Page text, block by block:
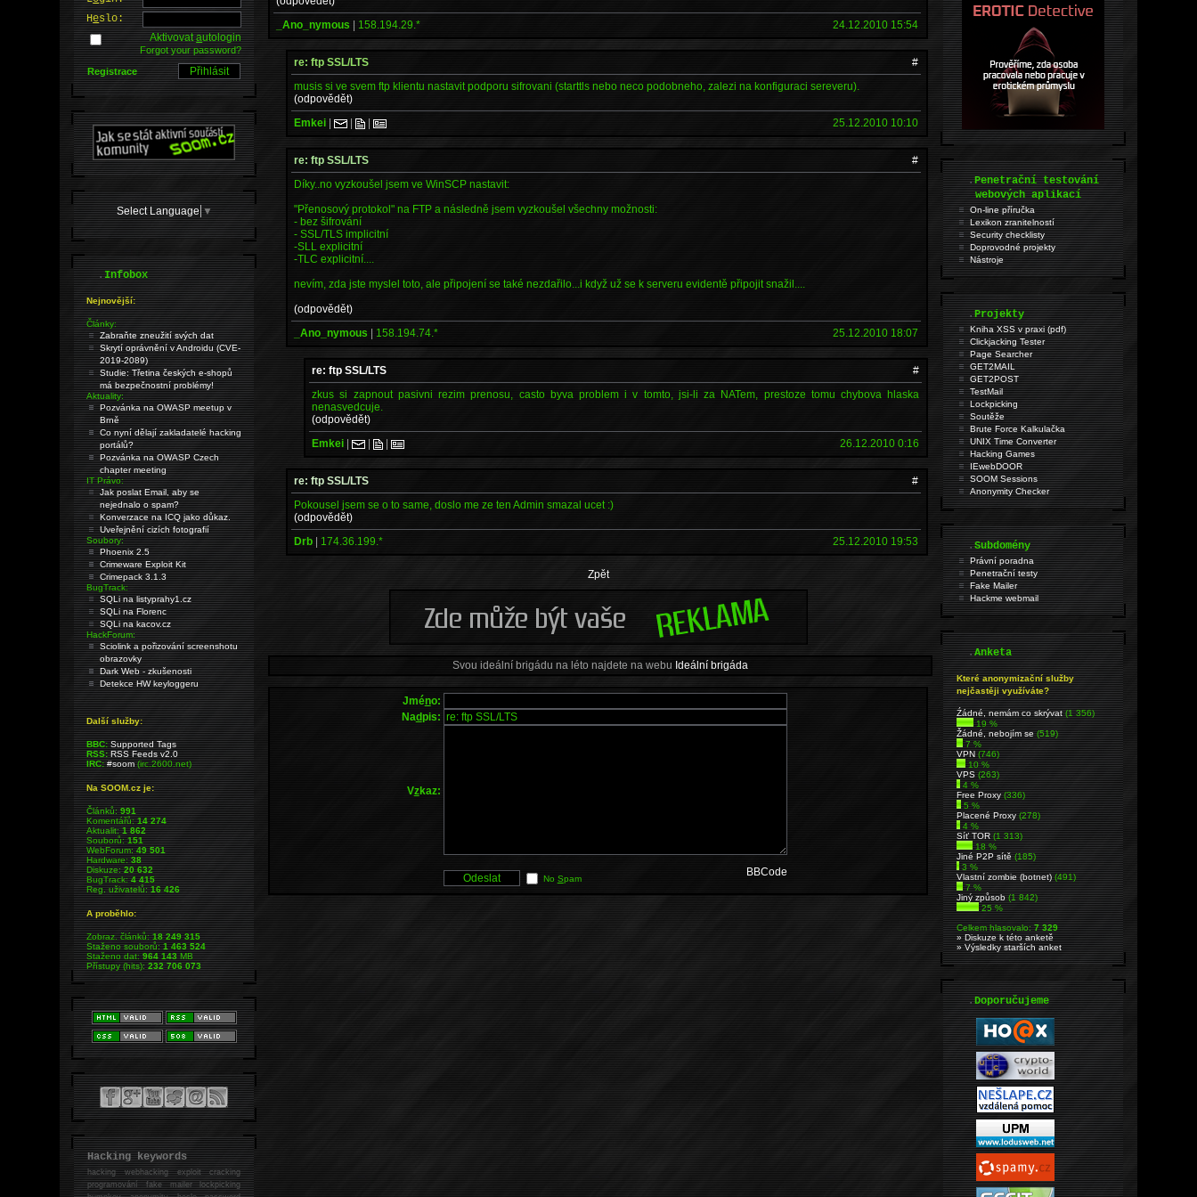
_Ano_nymous | 158.194.29.* 24.12.2010 15:54
re: ftp SSL/LTS
#
musis si ve svem ftp klientu nastavit podporu sifrovani (starttls nebo neco podobneho, zalezi na konfiguraci sereveru).
(odpovědět)
Emkei | | | 25.12.2010 10:10
re: ftp SSL/LTS
#
Díky..no vyzkoušel jsem ve WinSCP nastavit:
"Přenosový protokol" na FTP a následně jsem vyzkoušel všechny možnosti:
- bez šifrování
- SSL/TLS implicitní
-SLL explicitní
-TLC explicitní....
nevím, zda jste myslel toto, ale připojení se také nezdařilo...i když už se k serveru evidentě připojit snažil....
(odpovědět)
_Ano_nymous | 158.194.74.* 25.12.2010 18:07
re: ftp SSL/LTS
#
zkus si zapnout pasivni rezim prenosu, casto byva problem i v tomto, jsi-li za NATem, prestoze tomu chybova hlaska
nenasvedcuje.
(odpovědět)
Emkei | | | 26.12.2010 0:16
re: ftp SSL/LTS
#
Pokousel jsem se o to same, doslo me ze ten Admin smazal ucet :)
(odpovědět)
Drb | 174.36.199.* 25.12.2010 19:53
Zpět
Svou ideální brigádu na léto najdete na webu Ideální brigáda
Jméno:
Nadpis:
Vzkaz:
No Spam
BBCode
Heslo:
Aktivovatautologin
Forgot your password?
Registrace
Select Language ▼
.Infobox
Nejnovější:
Články:
Zabraňte zneužití svých dat
Skrytí oprávnění v Androidu (CVE-
2019-2089)
Studie: Třetina českých e-shopů
má bezpečnostní problémy!
Aktuality:
Pozvánka na OWASP meetup v
Brně
Co nyní dělají zakladatelé hacking
portálů?
Pozvánka na OWASP Czech
chapter meeting
IT Právo:
Jak poslat Email, aby se
nejednalo o spam?
Konverzace na ICQ jako důkaz.
Uveřejnění cizích fotografií
Soubory:
Phoenix 2.5
Crimeware Exploit Kit
Crimepack 3.1.3
BugTrack:
SQLi na listyprahy1.cz
SQLi na Florenc
SQLi na kacov.cz
HackForum:
Sciolink a pořizování screenshotu
obrazovky
Dark Web - zkušenosti
Detekce HW keyloggeru
Další služby:
BBC: Supported Tags
RSS: RSS Feeds v2.0
IRC: #soom(irc.2600.net)
Na SOOM.cz je:
Článků:991
Komentářů:14 274
Aktualit:1 862
Souborů:151
WebForum:49 501
Hardware:38
Diskuze:20 632
BugTrack:4 415
Reg. uživatelů:16 426
A proběhlo:
Zobraz. článků:18 249 315
Staženo souborů:1 463 524
Staženo dat:964 143MB
Přístupy (hits):232 706 073
Hacking keywords
hackingwebhacking exploit cracking
programování fake mailer lockpicking
.Penetrační testování
webových aplikací
On-line příručka
Lexikon zranitelností
Security checklisty
Doprovodné projekty
Nástroje
.Projekty
Kniha XSS v praxi (pdf)
Clickjacking Tester
Page Searcher
GET2MAIL
GET2POST
TestMail
Lockpicking
Soutěže
Brute Force Kalkulačka
UNIX Time Converter
Hacking Games
IEwebDOOR
SOOM Sessions
Anonymity Checker
.Subdomény
Právní poradna
Penetrační testy
Fake Mailer
Hackme webmail
.Anketa
Které anonymizační služby
nejčastěji využíváte?
Źádné, nemám co skrývat(1 356)
19 %
Žádné, nebojím se(519)
7 %
VPN(746)
10 %
VPS(263)
4 %
Free Proxy(336)
5 %
Placené Proxy(278)
4 %
Síť TOR(1 313)
18 %
Jiné P2P sítě(185)
3 %
Vlastní zombie (botnet)(491)
7 %
Jiný způsob(1 842)
25 %
Celkem hlasovalo:7 329
» Diskuze k této anketě
» Výsledky starších anket
.Doporučujeme